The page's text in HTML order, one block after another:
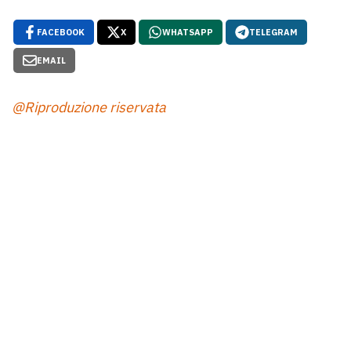
FACEBOOK X WHATSAPP TELEGRAM
EMAIL
@Riproduzione riservata